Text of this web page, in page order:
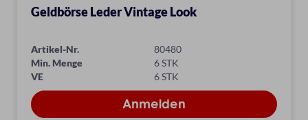
Geldbörse Leder Vintage Look
Artikel-Nr.
80480
Min. Menge
6 STK
VE
6 STK